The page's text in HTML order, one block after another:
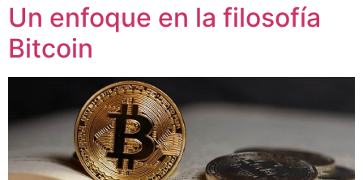
Un enfoque en la filosofía
Bitcoin